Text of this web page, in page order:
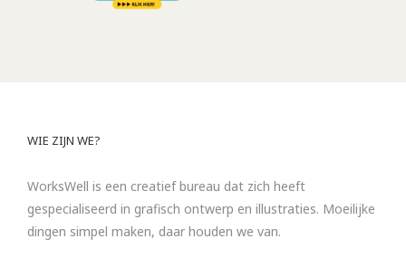
WIE ZIJN WE?
WorksWell is een creatief bureau dat zich heeft
gespecialiseerd in grafisch ontwerp en illustraties. Moeilijke
dingen simpel maken, daar houden we van.